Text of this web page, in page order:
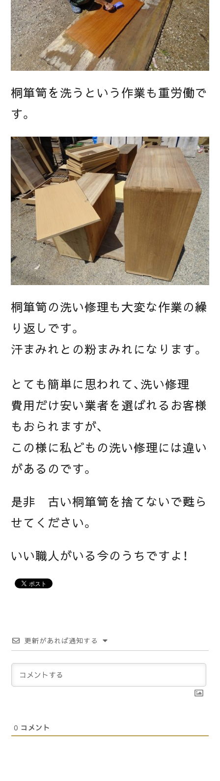
桐箪笥を洗うという作業も重労働で
す。
桐箪笥の洗い修理も大変な作業の繰
り返しです。
汗まみれとの粉まみれになります。
とても簡単に思われて、洗い修理
費用だけ安い業者を選ばれるお客様
もおられますが、
この様に私どもの洗い修理には違い
があるのです。
是非 古い桐箪笥を捨てないで甦ら
せてください。
いい職人がいる今のうちですよ！
更新があれば通知する
0 コメント